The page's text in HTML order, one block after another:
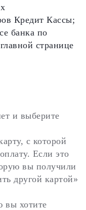
Кредит Кассы;
банка по
странице
и выберите
с которой
Если это
вы получили
другой картой»
вы хотите